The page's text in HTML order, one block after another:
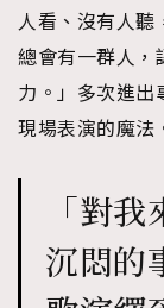
人看、沒有人聽
總會有一群人，
力。」多次進出
現場表演的魔法
「對
沉悶的